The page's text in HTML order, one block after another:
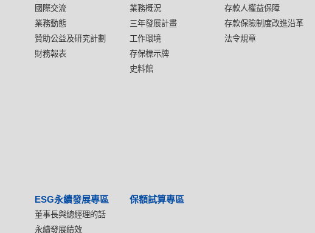
國際交流
業務動態
贊助公益及研究計劃
財務報表
業務概況
三年發展計畫
工作環境
存保標示牌
史料館
存款人權益保障
存款保險制度改進沿革
法令規章
ESG永續發展專區
董事長與總經理的話
永續發展績效
保額試算專區